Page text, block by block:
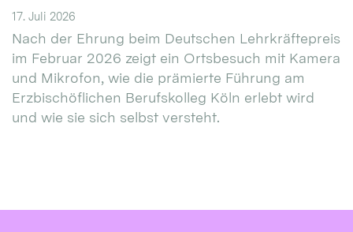
17. Juli 2026
Nach der Ehrung beim Deutschen Lehrkräftepreis
im Februar 2026 zeigt ein Ortsbesuch mit Kamera
und Mikrofon, wie die prämierte Führung am
Erzbischöflichen Berufskolleg Köln erlebt wird
und wie sie sich selbst versteht.